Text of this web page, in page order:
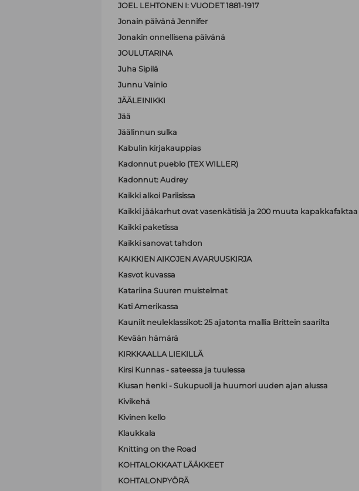
JOEL LEHTONEN I: VUODET 1881-1917
Jonain päivänä Jennifer
Jonakin onnellisena päivänä
JOULUTARINA
Juha Sipilä
Junnu Vainio
JÄÄLEINIKKI
Jää
Jäälinnun sulka
Kabulin kirjakauppias
Kadonnut pueblo (TEX WILLER)
Kadonnut: Audrey
Kaikki alkoi Pariisissa
Kaikki jääkarhut ovat vasenkätisiä ja 200 muuta kapakkafaktaa
Kaikki paketissa
Kaikki sanovat tahdon
KAIKKIEN AIKOJEN AVARUUSKIRJA
Kasvot kuvassa
Katariina Suuren muistelmat
Kati Amerikassa
Kauniit neuleklassikot: 25 ajatonta mallia Brittein saarilta
Kevään hämärä
KIRKKAALLA LIEKILLÄ
Kirsi Kunnas - sateessa ja tuulessa
Kiusan henki - Sukupuoli ja huumori uuden ajan alussa
Kivikehä
Kivinen kello
Klaukkala
Knitting on the Road
KOHTALOKKAAT LÄÄKKEET
KOHTALONPYÖRÄ